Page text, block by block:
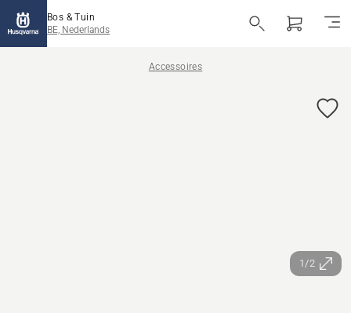
Bos & Tuin
BE, Nederlands
Accessoires
1/2